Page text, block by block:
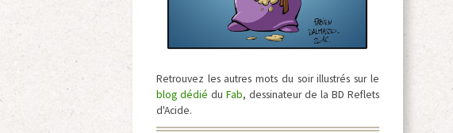
Retrouvez les autres mots du soir illustrés sur le
blog dédié du Fab, dessinateur de la BD Reflets
d'Acide.